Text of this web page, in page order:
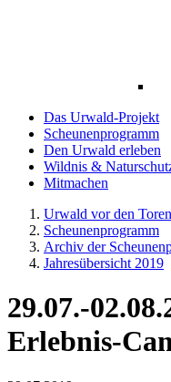
Das Urwald-Projekt
Scheunenprogramm
Den Urwald erleben
Wildnis &
Mitmachen
Urwald vor den
Scheunenprogramm
Archiv der
Jahresübersicht 2019
29.07.-
Erlebnis-